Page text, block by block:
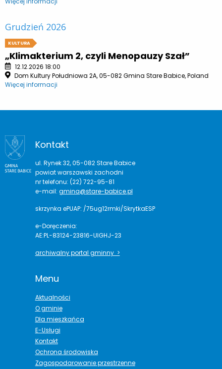
Grudzień 2026
KULTURA
„Klimakterium 2, czyli Menopauzy Szał”
12.12.2026 18:00
Dom Kultury Południowa 2A, 05-082 Gmina Stare Babice, Poland
Więcej informacji
Kontakt
ul. Rynek 32, 05-082 Stare Babice
powiat warszawski zachodni
nr telefonu: (22) 722-95-81
e-mail: gmina@stare-babice.pl
skrzynka ePUAP: /75ug12rmki/SkrytkaESP
e-Doręczenia:
AE:PL-83124-23816-UIGHJ-23
archiwalny portal gminny >
Menu
Aktualności
O gminie
Dla mieszkańca
E-Usługi
Kontakt
Ochrona środowiska
Zagospodarowanie przestrzenne